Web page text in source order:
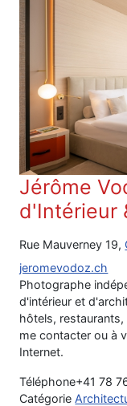
Jérôme
d'Intérieur
Rue Mauverney 19,
jeromevodoz.ch
Photographe
d'intérieur et
hôtels,
me contacter ou à
Internet.
Téléphone+41 78
Catégorie